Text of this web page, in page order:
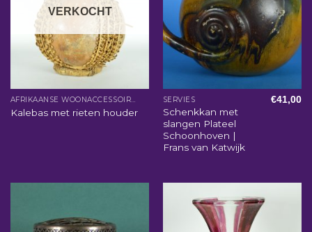
VERKOCHT
AFRIKAANSE WOONACCESSOIRES
Kalebas met rieten houder
SERVIES
Schenkkan met
slangen Plateel
Schoonhoven |
Frans van Katwijk
€41,00